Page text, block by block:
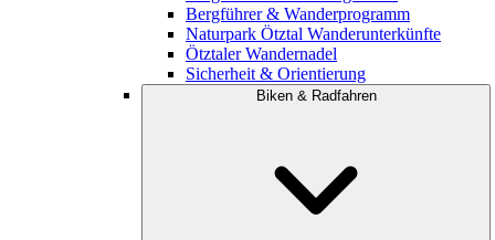
Bergführer & Wanderprogramm
Naturpark Ötztal Wanderunterkünfte
Ötztaler Wandernadel
Sicherheit & Orientierung
Biken & Radfahren